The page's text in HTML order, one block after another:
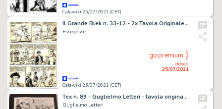
Catawiki 25/07/2021 (CET)
Il Grande Blek n. 33-12 - 2x Tavola Originale EsseGesse - Page volante - EO - (1970)
Essegesse
Catawiki 25/07/2021 (CET)
closed
25/07/2021
go premium
Tex n. 89 - Guglielmo Letteri - tavola originale "Morte di un soldato" - Page volante - (1968)
Guglielmo Letteri